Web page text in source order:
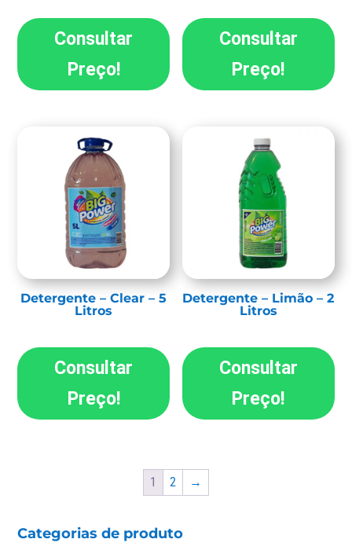
Consultar
Preço!
Consultar
Preço!
Detergente – Clear – 5
Litros
Consultar
Preço!
Detergente – Limão – 2
Litros
Consultar
Preço!
1 2 →
Categorias de produto